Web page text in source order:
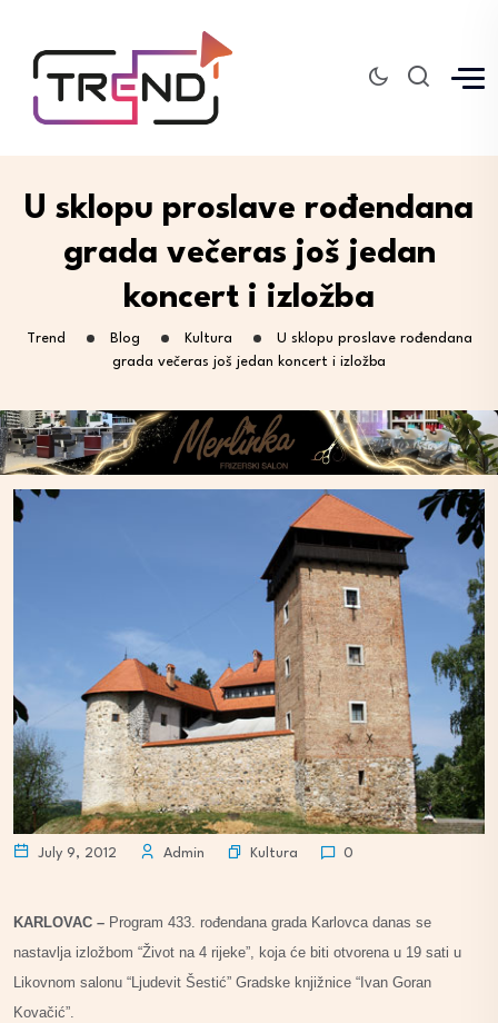
U sklopu proslave rođendana
grada večeras još jedan
koncert i izložba
Trend Blog Kultura
U sklopu proslave rođendana
grada večeras još jedan koncert i izložba
July 9, 2012 Admin Kultura 0
KARLOVAC – Program 433. rođendana grada Karlovca danas se
nastavlja izložbom “Život na 4 rijeke”, koja će biti otvorena u 19 sati u
Likovnom salonu “Ljudevit Šestić” Gradske knjižnice “Ivan Goran
Kovačić”.